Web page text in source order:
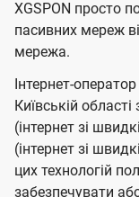
XGSPON просто
пасивних мереж
мережа.
Інтернет-
Київській
(інтернет зі
(інтернет зі
цих технологій
забезпечувати